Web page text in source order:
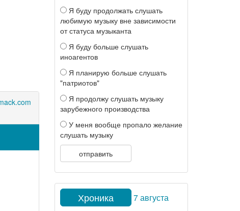
Я буду продолжать слушать
любимую музыку вне зависимости
от статуса музыканта
Я буду больше слушать
иноагентов
Я планирую больше слушать
"патриотов"
Я продолжу слушать музыку
зарубежного производства
У меня вообще пропало желание
слушать музыку
отправить
Хроника 7 августа